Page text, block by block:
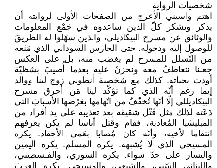
شخصيات الرواية
اهتم واسيني الأعرج من الصفحات الأولى لروايته أن
يذكر ويشكر كلّ الذين ساعدوه في جَمْع المعلومات
والوثائق عن مسرح البيكاديلي، والذين سهّلوا له الطريقَ
للوصول إليه ودخولِه. حتى الحارس السوداني الذي مَنَعه
من التَّسلل للمسرح لم يغضب منه، بل على العكس
جعلنا نتعاطفُ معه ونحزنُ عليه بعدما أُصيبَ بشظيّة
أودت بحياته. كذلك مع شخصية أنطوني زوج لينا ووالد
إيما رغم أنّه الذي كما تؤكّد لينا مَن أحرق مسرح
البيكاديللي إلّا أنّها تُخفّفُ من اتّهامها بعَرْضها الأسبابَ التي
دَعَته لذلك مثل قَتْل شقيقه بعد تعذيبه على يد أفراد من
الميليشيا المُعادية، فقام وقتل أناسا لم يكن يعرفهم
انتقاما لأخيه، وأنّه كان مُصابا بعَمى الأحقاد. يكره
المسيحي الذي لا يُشبهه. يكره المسلم. يكره اليمين
واليسار على حدّ سواء. يكره السوري، والفلسطيني،
واللبناني السّني، والشيعي، والمسيحي. يكره العربَ